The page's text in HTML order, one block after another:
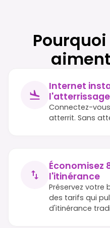
Internet
l'atterrissage
Connectez-
atterrit. Sans
Économisez
l'itinérance
Préservez
des tarifs qui
d'itinérance